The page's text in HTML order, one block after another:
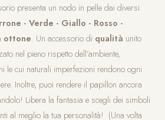
presenta un nodo in pelle dai diversi
- Verde - Giallo - Rosso -
ottone. Un accessorio di qualità unito
nel pieno rispetto dell’ambiente,
le cui naturali imperfezioni rendono ogni
Inoltre, puoi rendere il papillon ancora
Libera la fantasia e scegli dei simboli
al meglio la tua personalità! (Una volta